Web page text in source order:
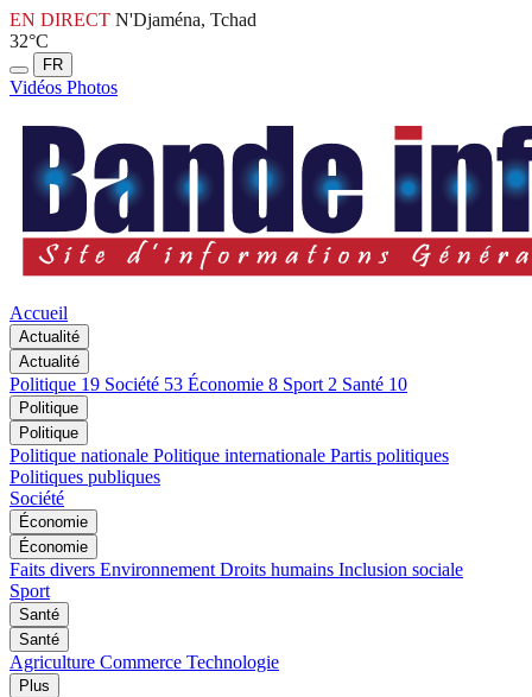
EN DIRECT N'Djaména, Tchad
32°C
FR
Vidéos Photos
Accueil
Actualité
Actualité
Politique 19 Société 53 Économie 8 Sport 2 Santé 10
Politique
Politique
Politique nationale Politique internationale Partis politiques
Politiques publiques
Société
Économie
Économie
Faits divers Environnement Droits humains Inclusion sociale
Sport
Santé
Santé
Agriculture Commerce Technologie
Plus